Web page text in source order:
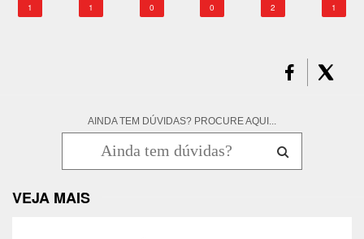
1 1 0 0 2 1
AINDA TEM DÚVIDAS? PROCURE AQUI...
VEJA MAIS